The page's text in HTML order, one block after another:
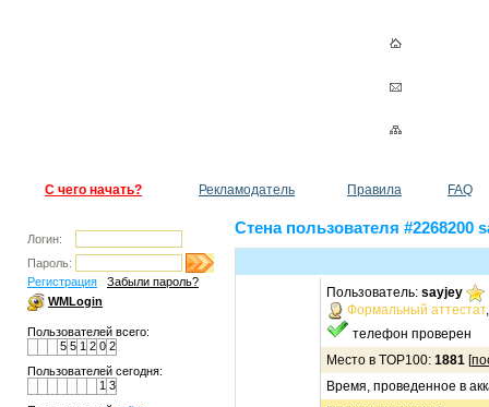
С чего начать? Рекламодатель Правила FAQ
Логин:
Пароль:
Регистрация
Забыли пароль?
WMLogin
Пользователей всего:
5 5 1 2 0 2
Пользователей сегодня:
1 3
Стена пользователя #2268200
Пользователь: sayjey
Формальный аттестат
телефон проверен
Место в TOP100: 1881 [
Время, проведенное в